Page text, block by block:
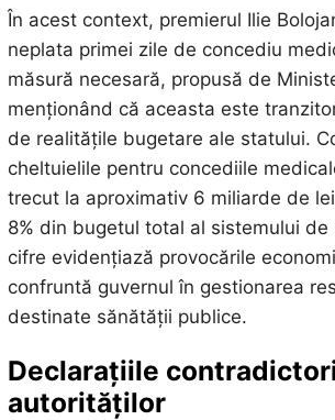
În acest context, premierul Ilie
neplata primei zile de concediu
măsură necesară, propusă de
menționând că aceasta este
de realitățile bugetare ale statului.
cheltuielile pentru concediile
trecut la aproximativ 6 miliarde de
8% din bugetul total al sistemului
cifre evidențiază provocările
confruntă guvernul în gestionarea
destinate sănătății publice.
Declarațiile
autorităților